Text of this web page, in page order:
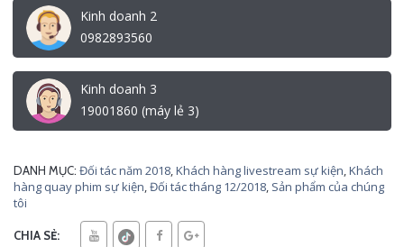
Kinh doanh 2
0982893560
Kinh doanh 3
19001860 (máy lẻ 3)
DANH MỤC: Đối tác năm 2018,Khách hàng livestream sự kiện,Khách
hàng quay phim sự kiện,Đối tác tháng 12/2018, Sản phẩm của chúng
tôi
CHIA SẺ: